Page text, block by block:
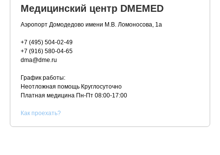
Медицинский центр DMEMED
Аэропорт Домодедово имени М.В. Ломоносова, 1а
+7 (495) 504-02-49
+7 (916) 580-04-65
dma@dme.ru
График работы:
Неотложная помощь Круглосуточно
Платная медицина Пн-Пт 08:00-17:00
Как проехать?